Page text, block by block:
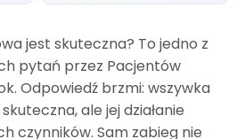
jest skuteczna? To jedno z
pytań przez Pacjentów
Odpowiedź brzmi: wszywka
ale jej działanie
czynników. Sam zabieg nie